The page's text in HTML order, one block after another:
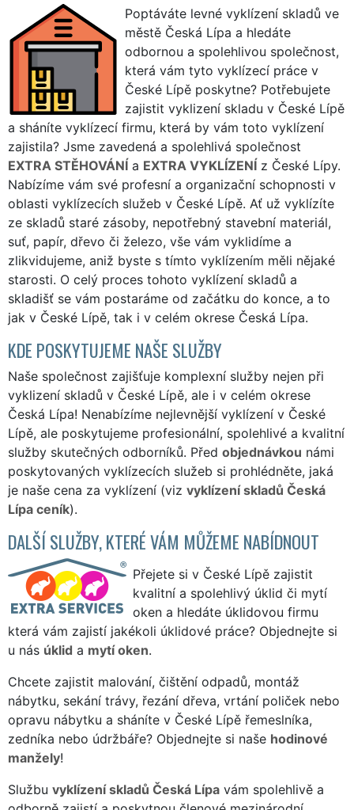
Poptáváte levné vyklízení skladů ve
městě Česká Lípa a hledáte
odbornou a spolehlivou společnost,
která vám tyto vyklízecí práce v
České Lípě poskytne? Potřebujete
zajistit vyklizení skladu v České Lípě
a sháníte vyklízecí firmu, která by vám toto vyklízení
zajistila? Jsme zavedená a spolehlivá společnost
EXTRA STĚHOVÁNÍ a EXTRA VYKLÍZENÍ z České Lípy.
Nabízíme vám své profesní a organizační schopnosti v
oblasti vyklízecích služeb v České Lípě. Ať už vyklízíte
ze skladů staré zásoby, nepotřebný stavební materiál,
suť, papír, dřevo či železo, vše vám vyklidíme a
zlikvidujeme, aniž byste s tímto vyklízením měli nějaké
starosti. O celý proces tohoto vyklízení skladů a
skladišť se vám postaráme od začátku do konce, a to
jak v České Lípě, tak i v celém okrese Česká Lípa.
KDE POSKYTUJEME NAŠE SLUŽBY
Naše společnost zajišťuje komplexní služby nejen při
vyklizení skladů v České Lípě, ale i v celém okrese
Česká Lípa! Nenabízíme nejlevnější vyklízení v České
Lípě, ale poskytujeme profesionální, spolehlivé a kvalitní
služby skutečných odborníků. Před objednávkou námi
poskytovaných vyklízecích služeb si prohlédněte, jaká
je naše cena za vyklízení (viz vyklízení skladů Česká
Lípa ceník).
DALŠÍ SLUŽBY, KTERÉ VÁM MŮŽEME NABÍDNOUT
Přejete si v České Lípě zajistit
kvalitní a spolehlivý úklid či mytí
oken a hledáte úklidovou firmu
která vám zajistí jakékoli úklidové práce? Objednejte si
u nás úklid a mytí oken.
Chcete zajistit malování, čištění odpadů, montáž
nábytku, sekání trávy, řezání dřeva, vrtání poliček nebo
opravu nábytku a sháníte v České Lípě řemeslníka,
zedníka nebo údržbáře? Objednejte si naše hodinové
manžely!
Službu vyklízení skladů Česká Lípa vám spolehlivě a